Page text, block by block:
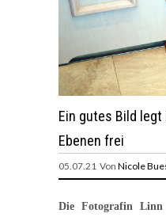
Ein gutes Bild
Ebenen frei
05.07.21 Von Nicole
Die Fotografin Linn